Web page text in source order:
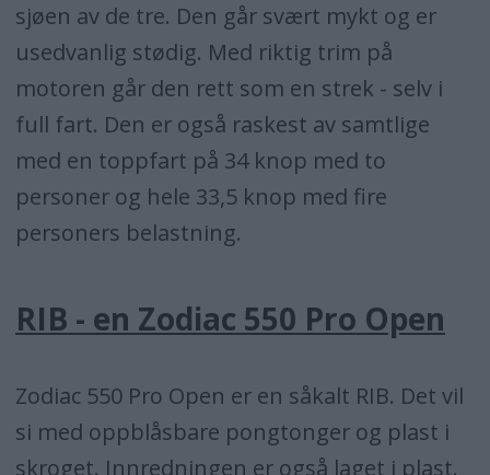
sjøen av de tre. Den går svært mykt og er
usedvanlig stødig. Med riktig trim på
motoren går den rett som en strek - selv i
full fart. Den er også raskest av samtlige
med en toppfart på 34 knop med to
personer og hele 33,5 knop med fire
personers belastning.
RIB - en Zodiac 550 Pro Open
Zodiac 550 Pro Open er en såkalt RIB. Det vil
si med oppblåsbare pongtonger og plast i
skroget. Innredningen er også laget i plast.